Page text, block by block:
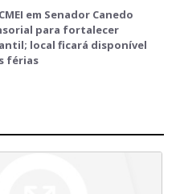
em Senador Canedo
para fortalecer
local ficará disponível
férias